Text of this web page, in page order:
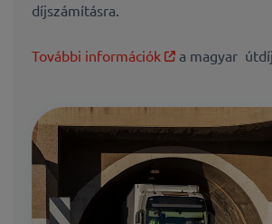
díjszámításra.
További információk a magyar